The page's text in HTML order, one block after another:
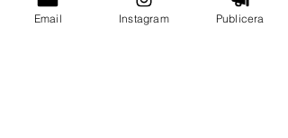
Email Instagram Publicera